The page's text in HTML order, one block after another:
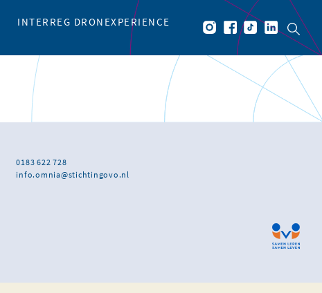
INTERREG DRONEXPERIENCE
0183 622 728
info.omnia@stichtingovo.nl